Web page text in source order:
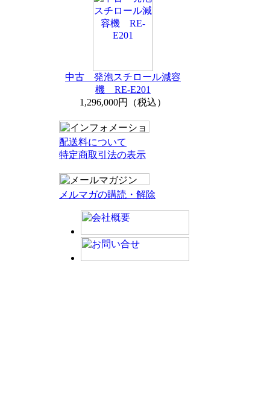
中古 発泡スチロール減容
機 RE-E201
1,296,000円（税込）
配送料について
特定商取引法の表示
メルマガの購読・解除